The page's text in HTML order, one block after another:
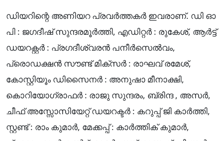
ഡിയറിന്റെ അണിയറ പ്രവർത്തകർ ഇവരാണ്. ഡി ഓ
പി : ജഗദീഷ് സുന്ദരമൂർത്തി, എഡിറ്റർ : രുകേശ്, ആർട്ട്
ഡയറക്റ്റർ : പ്രഗദീശ്വരൻ പനീർസെൽവം,
പ്രൊഡക്ഷൻ സൗണ്ട് മിക്സർ : രാഘവ് രമേശ്,
കോസ്റ്റിയൂം ഡിസൈനർ : അനുഷാ മീനാക്ഷി,
കൊറിയോഗ്രാഫർ : രാജു സുന്ദരം, ബ്രിന്ദ , അസർ,
ചീഫ് അസ്സോസിയേറ്റ് ഡയറക്ടർ : കറുപ്പ് ജി കാർത്തി,
സ്റ്റണ്ട് : രാം കുമാർ, മേക്കപ്പ് : കാർത്തിക് കുമാർ,